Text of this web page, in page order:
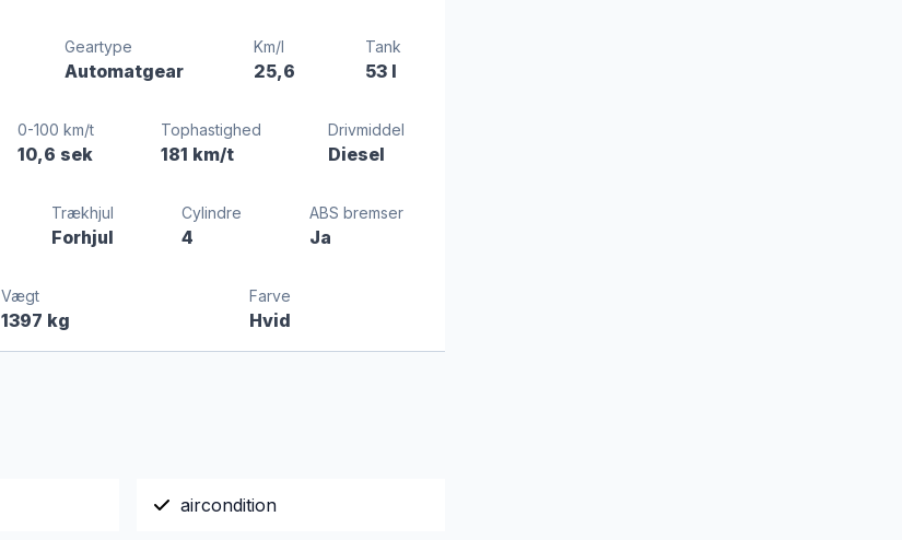
Geartype
Automatgear
Km/l
25,6
Tank
53 l
0-100 km/t
10,6 sek
Tophastighed
181 km/t
Drivmiddel
Diesel
Trækhjul
Forhjul
Cylindre
4
ABS bremser
Ja
Vægt
1397 kg
Farve
Hvid
aircondition